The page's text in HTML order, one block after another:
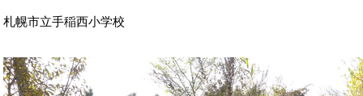
札幌市立手稲西小学校